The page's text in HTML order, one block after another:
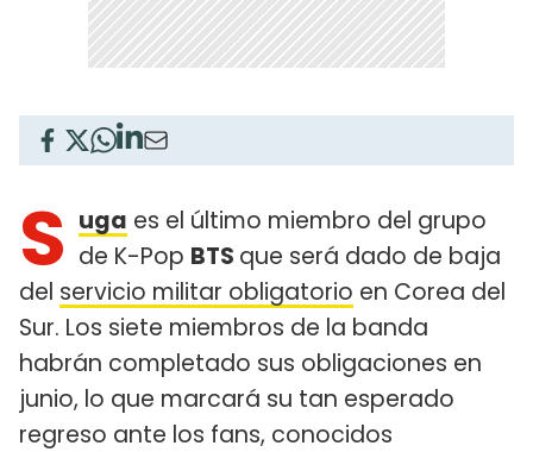
S uga es el último miembro del grupo
de K-Pop BTS que será dado de baja
del servicio militar obligatorio en Corea del
Sur. Los siete miembros de la banda
habrán completado sus obligaciones en
junio, lo que marcará su tan esperado
regreso ante los fans, conocidos